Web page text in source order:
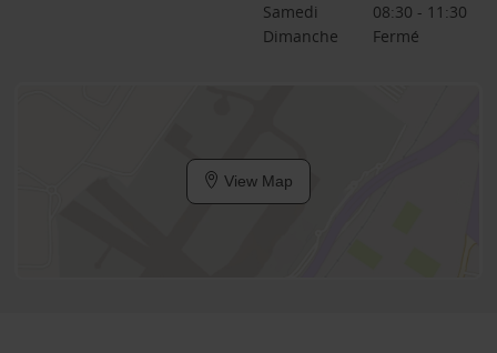
Samedi
08:30 - 11:30
Dimanche
Fermé
View Map